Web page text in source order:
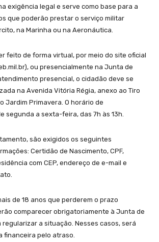
exigência legal e serve como base para a
que poderão prestar o serviço militar
na Marinha ou na Aeronáutica.
feito de forma virtual, por meio do site oficial
ou presencialmente na Junta de
presencial, o cidadão deve se
na Avenida Vitória Régia, anexo ao Tiro
Jardim Primavera. O horário de
segunda a sexta-feira, das 7h às 13h.
são exigidos os seguintes
Certidão de Nascimento, CPF,
com CEP, endereço de e-mail e
de 18 anos que perderem o prazo
comparecer obrigatoriamente à Junta de
regularizar a situação. Nesses casos, será
financeira pelo atraso.